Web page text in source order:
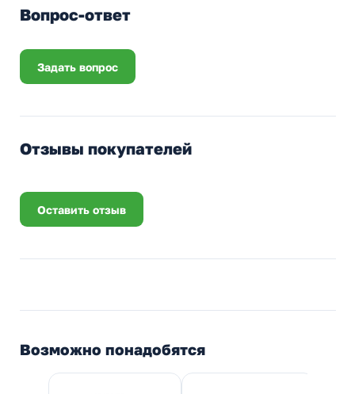
Вопрос-ответ
Задать вопрос
Отзывы покупателей
Оставить отзыв
Возможно понадобятся